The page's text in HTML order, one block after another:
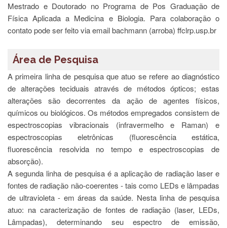
Diplomas
Disponíveis
Pró-
Sistema
PÓS-
GRADUAÇÃO
Especiais
Apresentação
Atendimento
Online
Auxílio
à
Reitoria
de
PG
Mestrado e Doutorado no Programa de Pos Graduação de
Física Aplicada a Medicina e Biologia. Para colaboração o
contato pode ser feito via email bachmann (arroba) ffclrp.usp.br
Área de Pesquisa
A primeira linha de pesquisa que atuo se refere ao diagnóstico
de alterações teciduais através de métodos ópticos; estas
alterações são decorrentes da ação de agentes físicos,
químicos ou biológicos. Os métodos empregados consistem de
espectroscopias vibracionais (infravermelho e Raman) e
espectroscopias eletrônicas (fluorescência estática,
fluorescência resolvida no tempo e espectroscopias de
absorção).
A segunda linha de pesquisa é a aplicação de radiação laser e
fontes de radiação não-coerentes - tais como LEDs e lâmpadas
de ultravioleta - em áreas da saúde. Nesta linha de pesquisa
atuo: na caracterização de fontes de radiação (laser, LEDs,
Lâmpadas), determinando seu espectro de emissão,